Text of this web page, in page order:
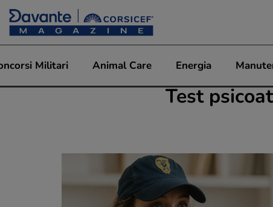
Militari Animal Care Energia
Test